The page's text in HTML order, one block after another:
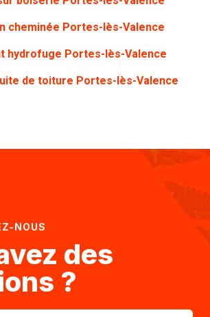
cheminée Portes-lès-Valence
hydrofuge Portes-lès-Valence
de toiture Portes-lès-Valence
NOUS
des
?